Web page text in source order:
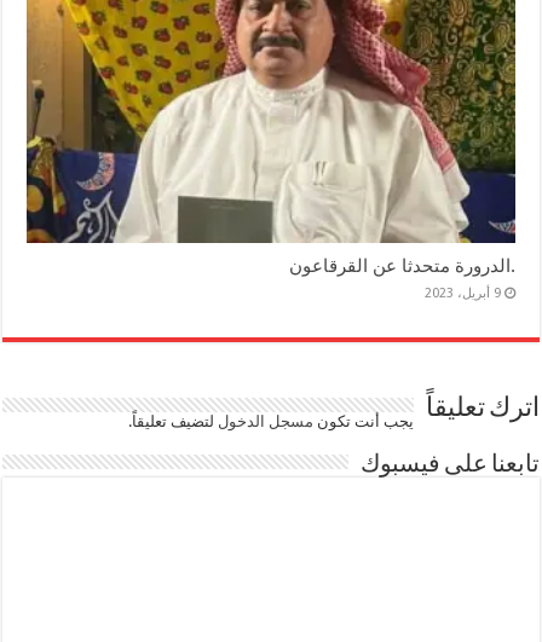
.الدرورة متحدثا عن القرقاعون
9 أبريل، 2023
اترك تعليقاً يجب أنت تكون مسجل الدخوللتضيف تعليقاً.
تابعنا على فيسبوك